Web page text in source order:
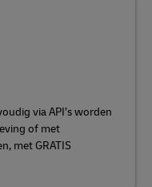
via API’s worden
of met
met GRATIS